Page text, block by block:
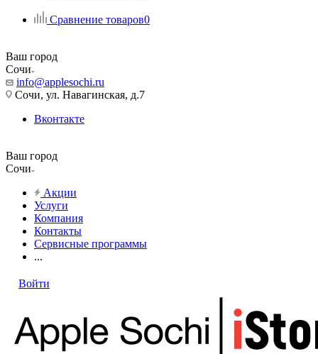
Сравнение товаров0
Ваш город
Сочи
info@applesochi.ru
Сочи, ул. Навагинская, д.7
Вконтакте
Ваш город
Сочи
Акции
Услуги
Компания
Контакты
Сервисные программы
...
Войти